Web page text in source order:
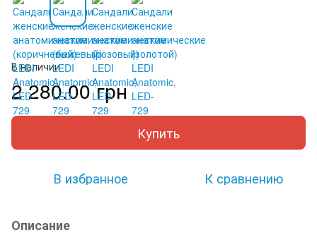
В наличии
2 280.00 грн
Купить
В избранное К сравнению
Описание